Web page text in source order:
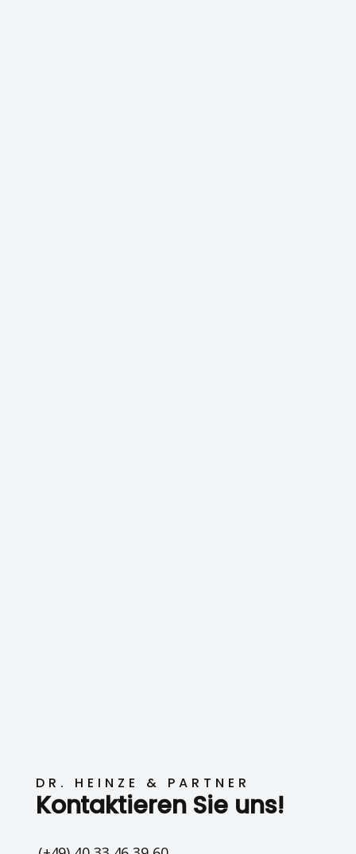
DR. HEINZE & PARTNER
Kontaktieren Sie uns!